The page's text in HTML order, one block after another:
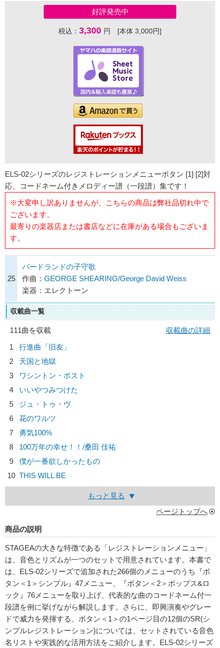
好評発売中
税込： 3,300 円 [本体 3,000円]
ELS-02シリーズのレジストレーションメニューボタン [1] [2]対
応、コードネーム付きメロディー譜（一段譜）集です！
※大変申し訳ありませんが、こちらの商品は弊社品切れ中で
ございます。
最寄りの楽器店または書店などに在庫がある場合もございま
す。
25
バードランドの子守歌
作曲： GEORGE SHEARING/George David Weiss
楽器：エレクトーン
収載曲一覧
111曲を収載
収載曲の詳細
1
行進曲「旧友」
2
天国と地獄
3
ワシントン・ポスト
4
いいやつみつけた
5
ジュ・トゥ・ヴ
6
花のワルツ
7
勇気100%
8
100万年の幸せ！！/桑田 佳祐
9
僕が一番欲しかったもの
10 THIS WILL BE
もっと見る
ページトップへ
商品の説明
STAGEAの大きな特徴である「レジストレーションメニュー」
は、音色とリズムが一つのセットで用意されています。本書で
は、ELS-02シリーズで追加された266個のメニューのうち『ボ
タン＜1＞シンプル』47メニュー、『ボタン＜2＞ポップス&ロ
ック』76メニューを取り上げ、代表的な曲のコードネーム付一
段譜を例に挙げながら解説します。さらに、即興演奏やグレー
ドで威力を発揮する、ボタン＜1＞の1ページ目の12個のSR(シ
ンプルレジストレーション)については、セットされている音色
名リストや実践的な活用方法をご紹介します。ELS-02シリーズ